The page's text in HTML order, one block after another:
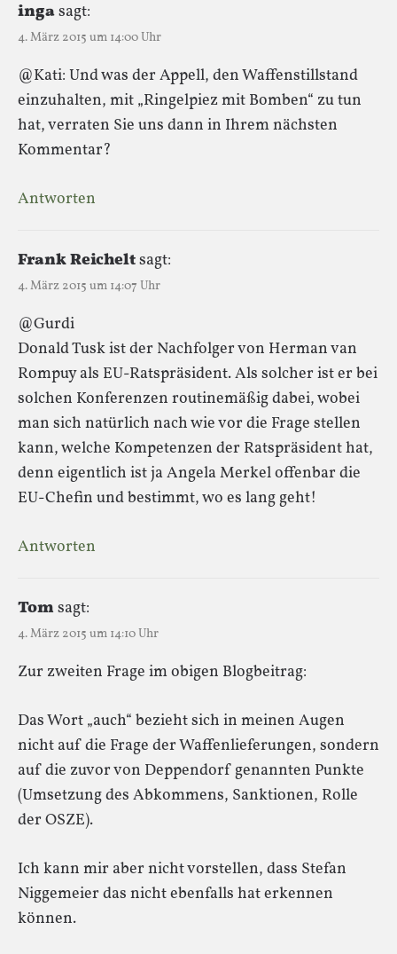
ingasagt:
4. März 2015 um 14:00 Uhr
@Kati: Und was der Appell, den Waffenstillstand
einzuhalten, mit „Ringelpiez mit Bomben“ zu tun
hat, verraten Sie uns dann in Ihrem nächsten
Kommentar?
Antworten
Frank Reicheltsagt:
4. März 2015 um 14:07 Uhr
@Gurdi
Donald Tusk ist der Nachfolger von Herman van
Rompuy als EU-Ratspräsident. Als solcher ist er bei
solchen Konferenzen routinemäßig dabei, wobei
man sich natürlich nach wie vor die Frage stellen
kann, welche Kompetenzen der Ratspräsident hat,
denn eigentlich ist ja Angela Merkel offenbar die
EU-Chefin und bestimmt, wo es lang geht!
Antworten
Tomsagt:
4. März 2015 um 14:10 Uhr
Zur zweiten Frage im obigen Blogbeitrag:
Das Wort „auch“ bezieht sich in meinen Augen
nicht auf die Frage der Waffenlieferungen, sondern
auf die zuvor von Deppendorf genannten Punkte
(Umsetzung des Abkommens, Sanktionen, Rolle
der OSZE).
Ich kann mir aber nicht vorstellen, dass Stefan
Niggemeier das nicht ebenfalls hat erkennen
können.